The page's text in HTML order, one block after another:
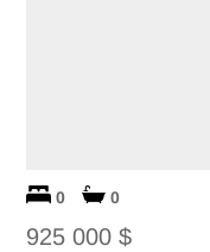
0 0
925 000 $